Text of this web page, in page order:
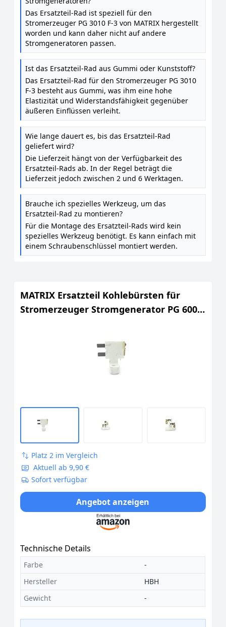
Das Ersatzteil-Rad ist speziell für den
Stromerzeuger PG 3010 F-3 von MATRIX hergestellt
worden und kann daher nicht auf andere
Stromgeneratoren passen.
Ist das Ersatzteil-Rad aus Gummi oder Kunststoff?
Das Ersatzteil-Rad für den Stromerzeuger PG 3010
F-3 besteht aus Gummi, was ihm eine hohe
Elastizität und Widerstandsfähigkeit gegenüber
äußeren Einflüssen verleiht.
Wie lange dauert es, bis das Ersatzteil-Rad
geliefert wird?
Die Lieferzeit hängt von der Verfügbarkeit des
Ersatzteil-Rads ab. In der Regel beträgt die
Lieferzeit jedoch zwischen 2 und 6 Werktagen.
Brauche ich spezielles Werkzeug, um das
Ersatzteil-Rad zu montieren?
Für die Montage des Ersatzteil-Rads wird kein
spezielles Werkzeug benötigt. Es kann einfach mit
einem Schraubenschlüssel montiert werden.
MATRIX Ersatzteil Kohlebürsten für
Stromerzeuger Stromgenerator PG 6000
Platz 2 im Vergleich
Aktuell ab 9,90 €
Sofort verfügbar
Angebot anzeigen
Technische Details
Farbe
-
Hersteller
HBH
Gewicht
-